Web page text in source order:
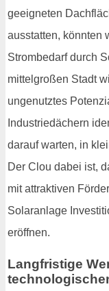
geeigneten
ausstatten, könnten
Strombedarf durch
mittelgroßen Stadt
ungenutztes
Industriedächern
darauf warten, in
Der Clou dabei ist,
mit attraktiven
Solaranlage
eröffnen.
Langfristige